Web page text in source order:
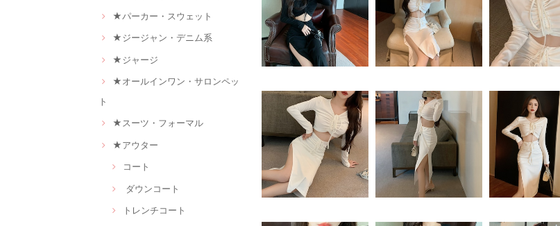
★パーカー・スウェット
★ジージャン・デニム系
★ジャージ
★オールインワン・サロンペッ
ト
★スーツ・フォーマル
★アウター
コート
ダウンコート
トレンチコート